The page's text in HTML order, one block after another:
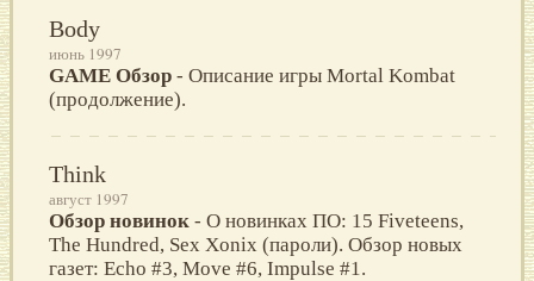
Body
июнь 1997
GAME Обзор - Описание игры Mortal Kombat
(продолжение).
Think
август 1997
Обзор новинок - О новинках ПО: 15 Fiveteens,
The Hundred, Sex Xonix (пароли). Обзор новых
газет: Echo #3, Move #6, Impulse #1.